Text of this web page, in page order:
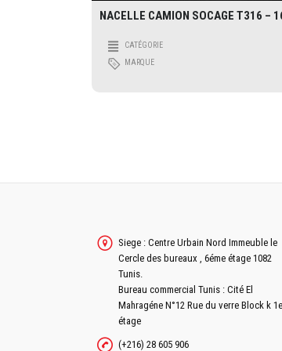
NACELLE CAMION SOCAGE T316 –
CATÉGORIE
MARQUE
Siege : Centre Urbain Nord Immeuble le
Cercle des bureaux , 6éme étage 1082
Tunis.
Bureau commercial Tunis : Cité El
Mahragéne N°12 Rue du verre Block k
étage
(+216) 28 605 906